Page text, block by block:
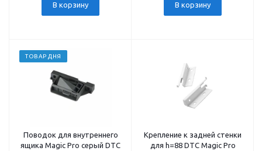
В корзину В корзину
ТОВАР ДНЯ
Поводок для внутреннего
ящика Magic Pro серый DTC
Крепление к задней стенки
для h=88 DTC Magic Pro